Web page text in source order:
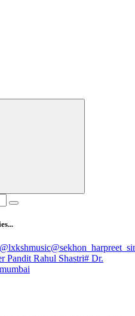
@lxkshmusic
Pandit Rahul Shastri# Dr.